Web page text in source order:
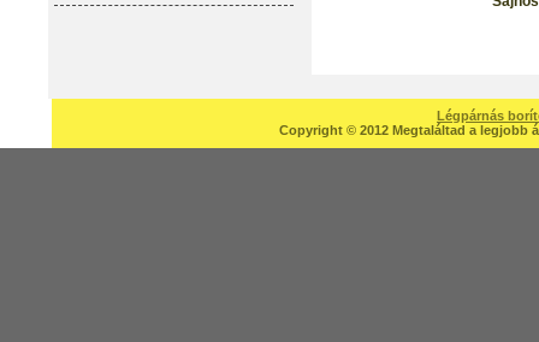
Légpárnás
Copyright © 2012 Megtaláltad a legjobb